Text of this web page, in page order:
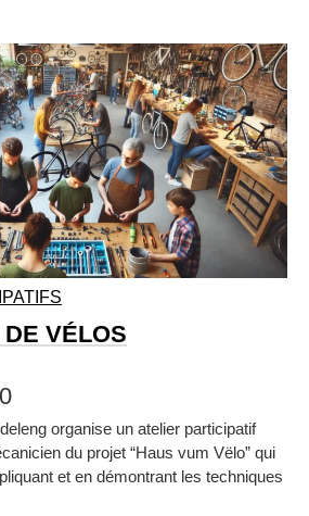
VÉLOS
organise un atelier participatif
du projet “Haus vum Vëlo” qui
et en démontrant les techniques